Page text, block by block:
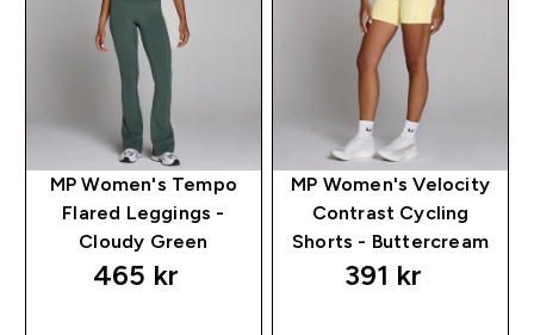
MP Women's Tempo
Flared Leggings -
Cloudy Green
465 kr‎
MP Women's Velocity
Contrast Cycling
Shorts - Buttercream
391 kr‎